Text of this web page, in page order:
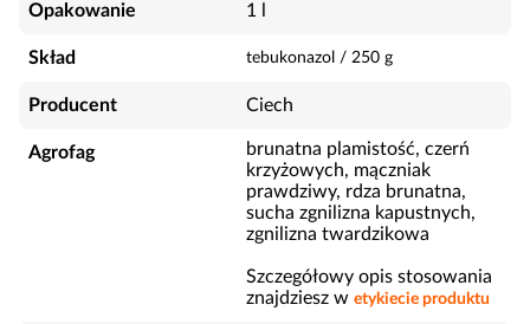
Opakowanie 1 l
Skład tebukonazol / 250 g
Producent Ciech
Agrofag
brunatna plamistość, czerń
krzyżowych, mączniak
prawdziwy, rdza brunatna,
sucha zgnilizna kapustnych,
zgnilizna twardzikowa
Szczegółowy opis stosowania
znajdziesz w etykiecie produktu